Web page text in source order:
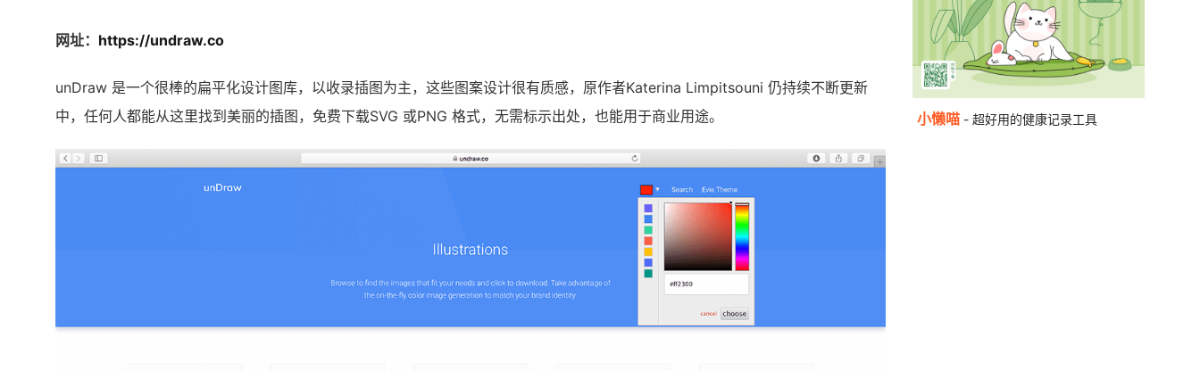
网址： https://undraw.co
unDraw 是一个很棒的扁平化设计图库，以收录插图为主，这些图案设计很有质感，原作者Katerina Limpitsouni 仍持续不断更新
中，任何人都能从这里找到美丽的插图，免费下载SVG 或PNG 格式，无需标示出处，也能用于商业用途。
小懒喵 - 超好用的健康记录工具